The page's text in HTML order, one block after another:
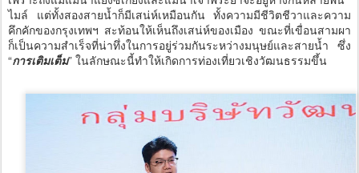
ไมล์ แต่ทั้งสองสายน้ำก็มีเสน่ห์เหมือนกัน ทั้งความมีชีวิตชีวาและความ
คึกคักของกรุงเทพฯ สะท้อนให้เห็นถึงเสน่ห์ของเมือง ขณะที่เขื่อนสามผา
ก็เป็นความสำเร็จที่น่าทึ่งในการอยู่ร่วมกันระหว่างมนุษย์และสายน้ำ ซึ่ง
“การเติมเต็ม” ในลักษณะนี้ทำให้เกิดการท่องเที่ยวเชิงวัฒนธรรมขึ้น